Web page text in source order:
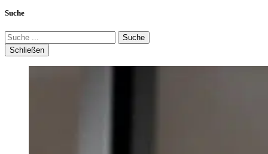
Suche
Suche
Schließen